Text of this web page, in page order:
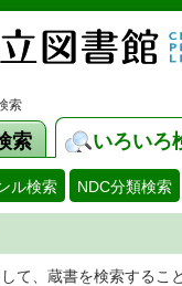
索
索 いろいろ
ル検索 NDC分類検索
て、蔵書を検索するこ